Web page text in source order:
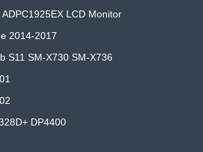
LCD Monitor
2014-2017
S11 SM-X730 SM-X736
DP4400